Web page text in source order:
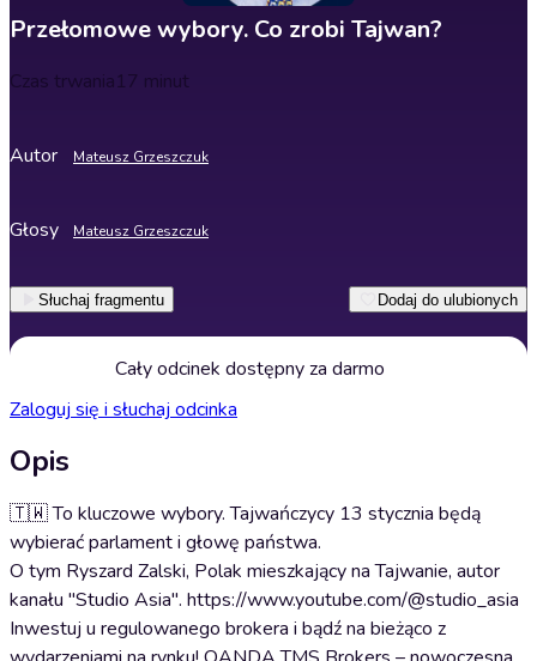
Przełomowe wybory. Co zrobi Tajwan?
Czas trwania17 minut
Autor Mateusz Grzeszczuk
Głosy Mateusz Grzeszczuk
Słuchaj fragmentu Dodaj do ulubionych
Cały odcinek dostępny za darmo
Zaloguj się i słuchaj odcinka
Opis
🇹🇼 To kluczowe wybory. Tajwańczycy 13 stycznia będą
wybierać parlament i głowę państwa.
O tym Ryszard Zalski, Polak mieszkający na Tajwanie, autor
kanału "Studio Asia". https://www.youtube.com/@studio_asia
Inwestuj u regulowanego brokera i bądź na bieżąco z